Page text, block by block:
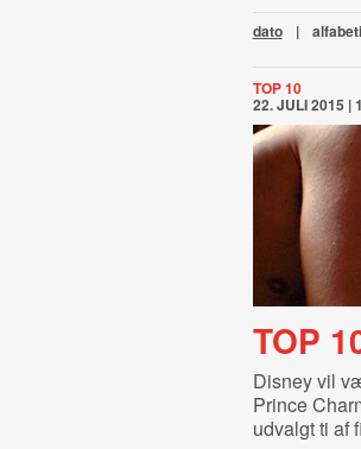
dato |
TOP 10
22. JULI 2015 |
TOP
Disney vil
Prince
udvalgt ti af